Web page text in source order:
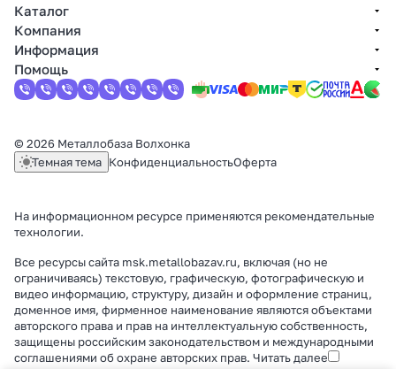
Каталог
Компания
Информация
Помощь
© 2026 Металлобаза Волхонка
Темная тема КонфиденциальностьОферта
На информационном ресурсе применяются рекомендательные
технологии.
Все ресурсы сайта msk.metallobazav.ru, включая (но не
ограничиваясь) текстовую, графическую, фотографическую и
видео информацию, структуру, дизайн и оформление страниц,
доменное имя, фирменное наименование являются объектами
авторского права и прав на интеллектуальную собственность,
защищены российским законодательством и международными
соглашениями об охране авторских прав. Читать далее